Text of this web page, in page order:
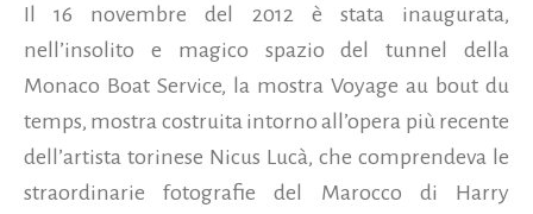
Il 16 novembre del 2012 è stata inaugurata,
nell’insolito e magico spazio del tunnel della
Monaco Boat Service, la mostra Voyage au bout du
temps, mostra costruita intorno all’opera più recente
dell’artista torinese Nicus Lucà, che comprendeva le
straordinarie fotografie del Marocco di Harry